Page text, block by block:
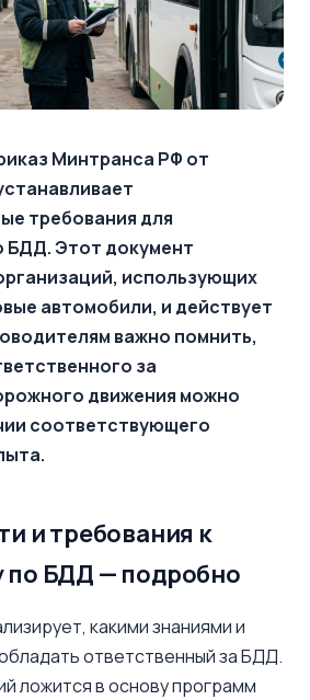
Минтранса РФ от
требования для
БДД. Этот документ
использующих
автомобили, и действует
важно помнить,
за
движения можно
соответствующего
и требования к
по БДД — подробно
какими знаниями и
ответственный за БДД.
ложится в основу программ